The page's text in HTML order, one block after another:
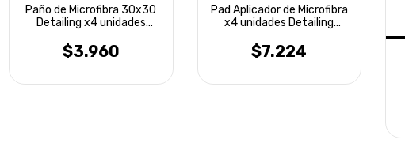
Paño de Microfibra 30x30
Detailing x4 unidades
$3.960
Pad Aplicador de Microfibra
x4 unidades Detailing
$7.224